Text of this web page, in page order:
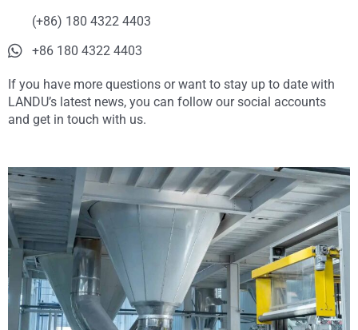
(+86) 180 4322 4403
+86 180 4322 4403
If you have more questions or want to stay up to date with
LANDU’s latest news, you can follow our social accounts
and get in touch with us.